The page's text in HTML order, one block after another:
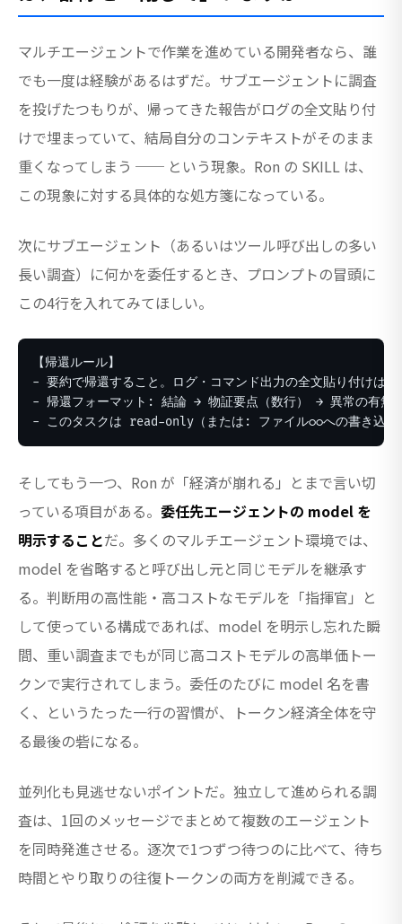
マルチエージェントで作業を進めている開発者なら、誰
でも一度は経験があるはずだ。サブエージェントに調査
を投げたつもりが、帰ってきた報告がログの全文貼り付
けで埋まっていて、結局自分のコンテキストがそのまま
重くなってしまう ── という現象。Ron の SKILL は、
この現象に対する具体的な処方箋になっている。
次にサブエージェント（あるいはツール呼び出しの多い
長い調査）に何かを委任するとき、プロンプトの冒頭に
この4行を入れてみてほしい。
【帰還ルール】
- 要約で帰還すること。ログ・コマンド出力の全文貼り付けは禁
- 帰還フォーマット: 結論 → 物証要点（数行） → 異常の有無
- このタスクは read-only（または: ファイル◯◯への書き込み
そしてもう一つ、Ron が「経済が崩れる」とまで言い切
っている項目がある。 委任先エージェントの model を
明示することだ。多くのマルチエージェント環境では、
model を省略すると呼び出し元と同じモデルを継承す
る。判断用の高性能・高コストなモデルを「指揮官」と
して使っている構成であれば、model を明示し忘れた瞬
間、重い調査までもが同じ高コストモデルの高単価トー
クンで実行されてしまう。委任のたびに model 名を書
く、というたった一行の習慣が、トークン経済全体を守
る最後の砦になる。
並列化も見逃せないポイントだ。独立して進められる調
査は、1回のメッセージでまとめて複数のエージェント
を同時発進させる。逐次で1つずつ待つのに比べて、待ち
時間とやり取りの往復トークンの両方を削減できる。